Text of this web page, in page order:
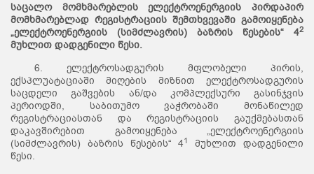
საცალო მომხმარებლის ელექტროენერგიის პირდაპირ
მომხმარებლად რეგისტრაციის შემთხვევაში გამოიყენება
„ელექტროენერგიის (სიმძლავრის) ბაზრის წესების“ 42
მუხლით დადგენილი წესი.
6. ელექტროსადგურის მფლობელი პირის,
ექსპლუატაციაში მიღების მიზნით ელექტროსადგურის
საცდელი გაშვების ან/და კომპლექსური გასინჯვის
პერიოდში, საბითუმო ვაჭრობაში მონაწილედ
რეგისტრაციასთან და რეგისტრაციის გაუქმებასთან
დაკავშირებით გამოიყენება „ელექტროენერგიის
(სიმძლავრის) ბაზრის წესების“ 41
მუხლით დადგენილი
წესი.